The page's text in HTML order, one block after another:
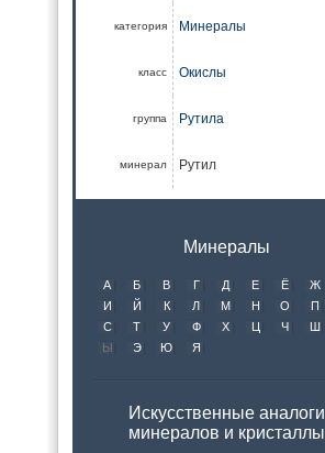
категория Минералы
класс Окислы
группа Рутила
минерал Рутил
Минералы
А Б В Г Д Е Ё Ж
И
Й К Л М Н О П
С
Т У Ф Х Ц Ч Ш
Ы
Э Ю Я
Искусственные аналоги
минералов и кристаллы